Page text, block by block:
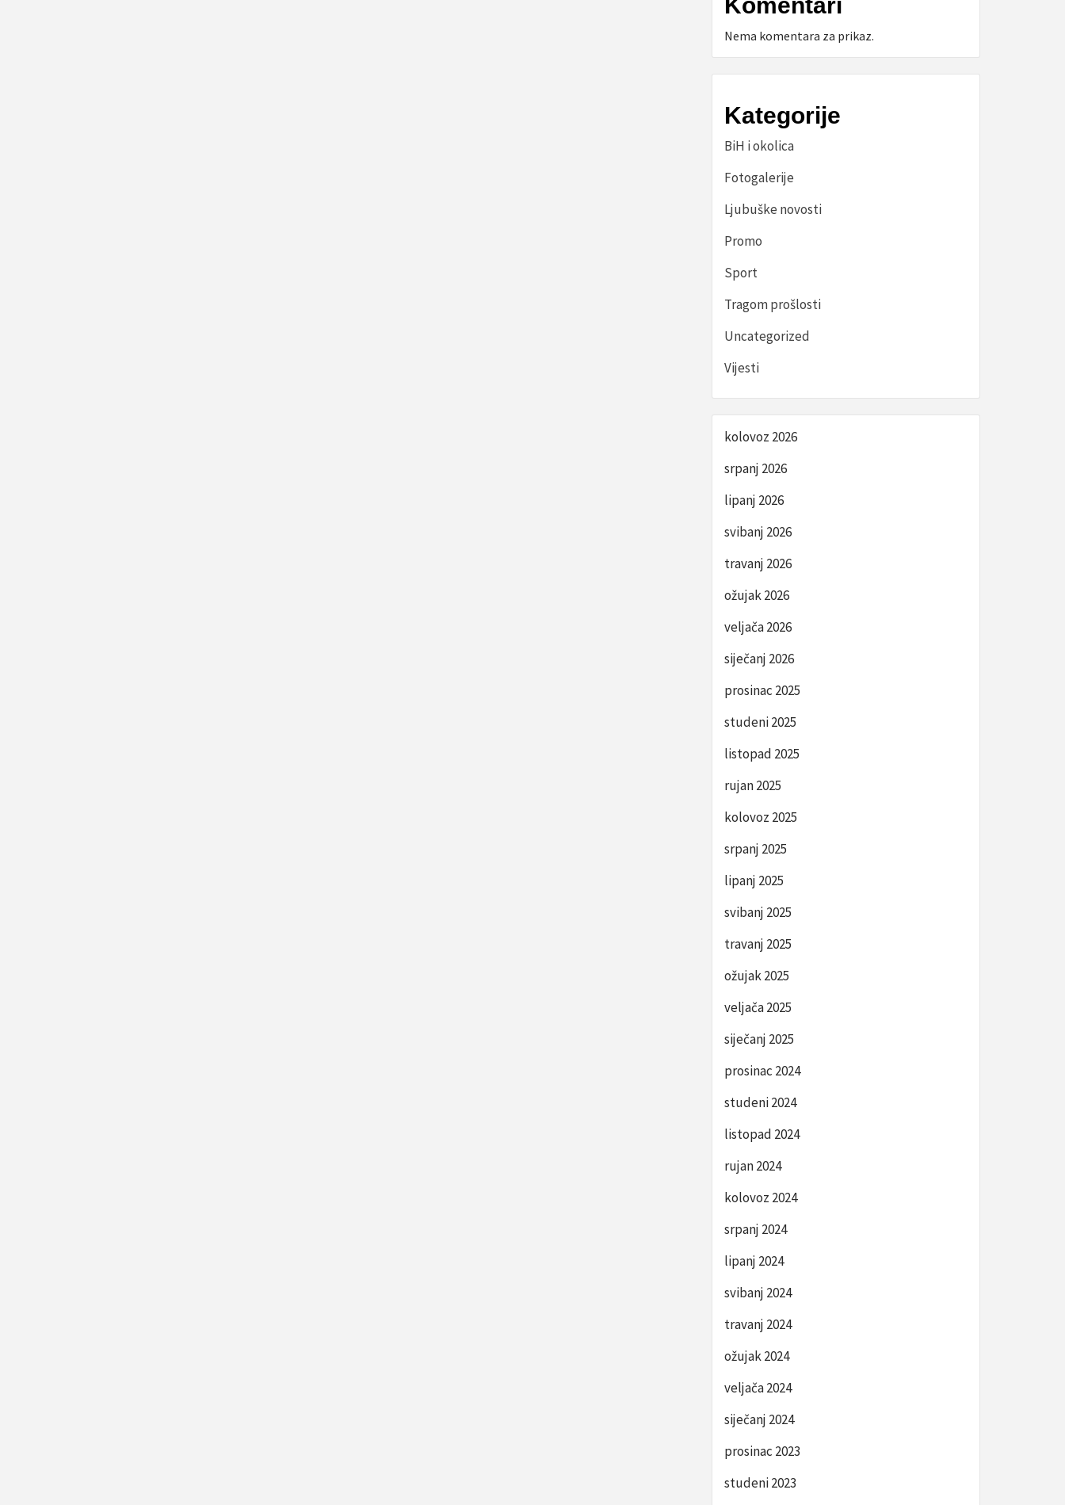
Nema komentara za prikaz.
Kategorije
BiH i okolica
Fotogalerije
Ljubuške novosti
Promo
Sport
Tragom prošlosti
Uncategorized
Vijesti
kolovoz 2026
srpanj 2026
lipanj 2026
svibanj 2026
travanj 2026
ožujak 2026
veljača 2026
siječanj 2026
prosinac 2025
studeni 2025
listopad 2025
rujan 2025
kolovoz 2025
srpanj 2025
lipanj 2025
svibanj 2025
travanj 2025
ožujak 2025
veljača 2025
siječanj 2025
prosinac 2024
studeni 2024
listopad 2024
rujan 2024
kolovoz 2024
srpanj 2024
lipanj 2024
svibanj 2024
travanj 2024
ožujak 2024
veljača 2024
siječanj 2024
prosinac 2023
studeni 2023